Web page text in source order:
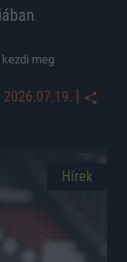
meg
2026.07.19. |
Hírek